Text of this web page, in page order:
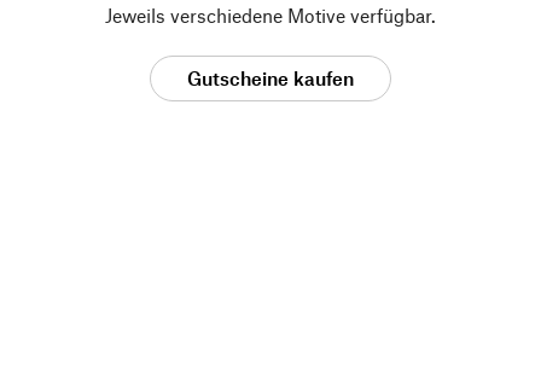
Jeweils verschiedene Motive verfügbar.
Gutscheine kaufen